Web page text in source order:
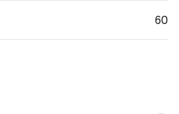
60